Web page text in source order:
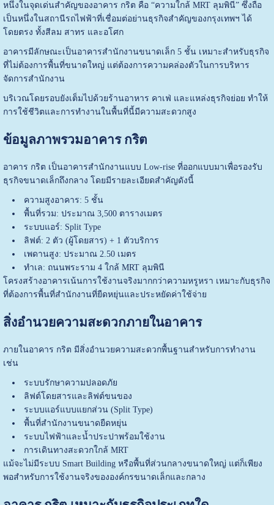
หนึ่งในจุดเด่นสำคัญของอาคาร กริต คือ “ความใกล้ MRT ลุมพินี” ซึ่งถือ
เป็นหนึ่งในสถานีรถไฟฟ้าที่เชื่อมต่อย่านธุรกิจสำคัญของกรุงเทพฯ ได้
โดยตรง ทั้งสีลม สาทร และอโศก
อาคารมีลักษณะเป็นอาคารสำนักงานขนาดเล็ก 5 ชั้น เหมาะสำหรับธุรกิจ
ที่ไม่ต้องการพื้นที่ขนาดใหญ่ แต่ต้องการความคล่องตัวในการบริหาร
จัดการสำนักงาน
บริเวณโดยรอบยังเต็มไปด้วยร้านอาหาร คาเฟ่ และแหล่งธุรกิจย่อย ทำให้
การใช้ชีวิตและการทำงานในพื้นที่นี้มีความสะดวกสูง
ข้อมูลภาพรวมอาคาร กริต
อาคาร กริต เป็นอาคารสำนักงานแบบ Low-rise ที่ออกแบบมาเพื่อรองรับ
ธุรกิจขนาดเล็กถึงกลาง โดยมีรายละเอียดสำคัญดังนี้
ความสูงอาคาร: 5 ชั้น
พื้นที่รวม: ประมาณ 3,500 ตารางเมตร
ระบบแอร์: Split Type
ลิฟต์: 2 ตัว (ผู้โดยสาร) + 1 ตัวบริการ
เพดานสูง: ประมาณ 2.50 เมตร
ทำเล: ถนนพระราม 4 ใกล้ MRT ลุมพินี
โครงสร้างอาคารเน้นการใช้งานจริงมากกว่าความหรูหรา เหมาะกับธุรกิจ
ที่ต้องการพื้นที่สำนักงานที่ยืดหยุ่นและประหยัดค่าใช้จ่าย
สิ่งอำนวยความสะดวกภายในอาคาร
ภายในอาคาร กริต มีสิ่งอำนวยความสะดวกพื้นฐานสำหรับการทำงาน
เช่น
ระบบรักษาความปลอดภัย
ลิฟต์โดยสารและลิฟต์ขนของ
ระบบแอร์แบบแยกส่วน (Split Type)
พื้นที่สำนักงานขนาดยืดหยุ่น
ระบบไฟฟ้าและน้ำประปาพร้อมใช้งาน
การเดินทางสะดวกใกล้ MRT
แม้จะไม่มีระบบ Smart Building หรือพื้นที่ส่วนกลางขนาดใหญ่ แต่ก็เพียง
พอสำหรับการใช้งานจริงขององค์กรขนาดเล็กและกลาง